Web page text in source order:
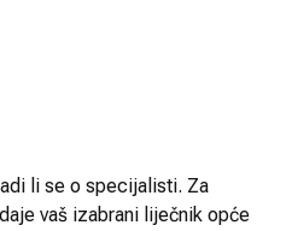
li se o specijalisti. Za
vaš izabrani liječnik opće